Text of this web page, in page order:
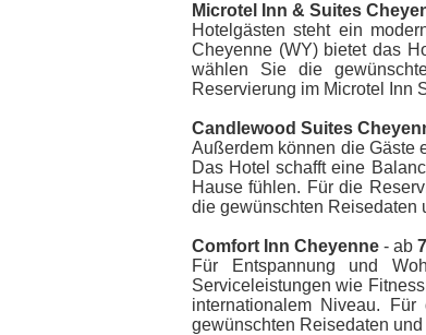
Microtel Inn & Suites
Hotelgästen steht ein
Cheyenne (WY) bietet das
wählen Sie die
Reservierung im Microtel Inn
Candlewood Suites
Außerdem können die Gäste
Das Hotel schafft eine
Hause fühlen. Für die
die gewünschten Reisedaten
Comfort Inn Cheyenne - ab
Für Entspannung und
Serviceleistungen wie
internationalem Niveau.
gewünschten Reisedaten